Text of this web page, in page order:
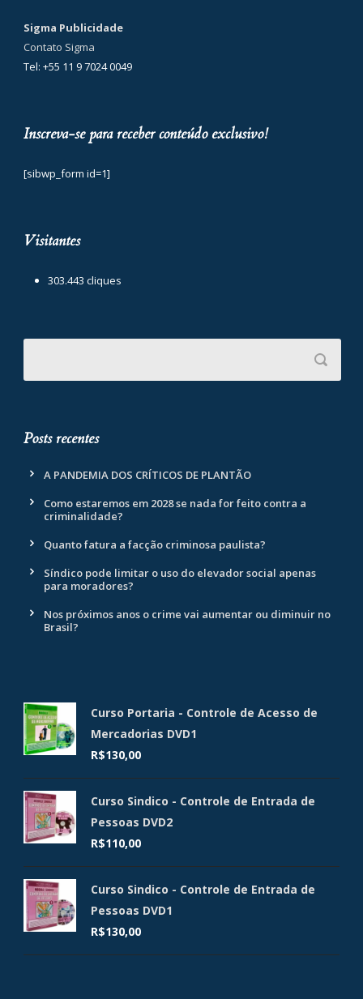
Sigma Publicidade
Contato Sigma
Tel: +55 11 9 7024 0049
Inscreva-se para receber conteúdo exclusivo!
[sibwp_form id=1]
Visitantes
303.443 cliques
Posts recentes
A PANDEMIA DOS CRÍTICOS DE PLANTÃO
Como estaremos em 2028 se nada for feito contra a
criminalidade?
Quanto fatura a facção criminosa paulista?
Síndico pode limitar o uso do elevador social apenas
para moradores?
Nos próximos anos o crime vai aumentar ou diminuir no
Brasil?
Curso Portaria - Controle de Acesso de
Mercadorias DVD1
R$130,00
Curso Sindico - Controle de Entrada de
Pessoas DVD2
R$110,00
Curso Sindico - Controle de Entrada de
Pessoas DVD1
R$130,00